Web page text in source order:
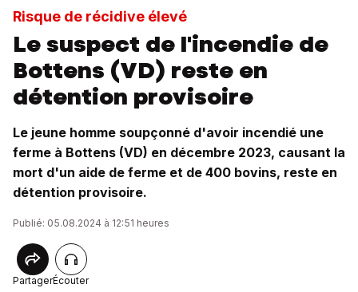
Risque de récidive élevé
Le suspect de l'incendie de
Bottens (VD) reste en
détention provisoire
Le jeune homme soupçonné d'avoir incendié une
ferme à Bottens (VD) en décembre 2023, causant la
mort d'un aide de ferme et de 400 bovins, reste en
détention provisoire.
Publié: 05.08.2024 à 12:51 heures
PartagerÉcouter